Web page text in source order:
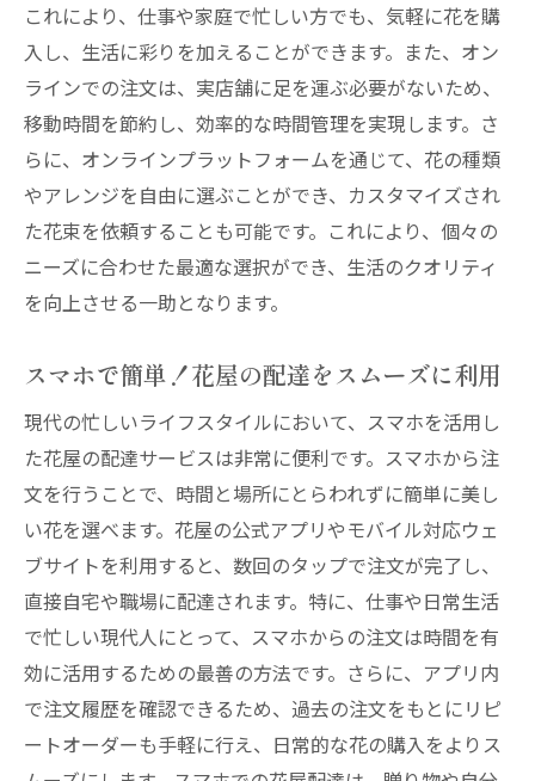
これにより、仕事や家庭で忙しい方でも、気軽に花を購
入し、生活に彩りを加えることができます。また、オン
ラインでの注文は、実店舗に足を運ぶ必要がないため、
移動時間を節約し、効率的な時間管理を実現します。さ
らに、オンラインプラットフォームを通じて、花の種類
やアレンジを自由に選ぶことができ、カスタマイズされ
た花束を依頼することも可能です。これにより、個々の
ニーズに合わせた最適な選択ができ、生活のクオリティ
を向上させる一助となります。
スマホで簡単！花屋の配達をスムーズに利用
現代の忙しいライフスタイルにおいて、スマホを活用し
た花屋の配達サービスは非常に便利です。スマホから注
文を行うことで、時間と場所にとらわれずに簡単に美し
い花を選べます。花屋の公式アプリやモバイル対応ウェ
ブサイトを利用すると、数回のタップで注文が完了し、
直接自宅や職場に配達されます。特に、仕事や日常生活
で忙しい現代人にとって、スマホからの注文は時間を有
効に活用するための最善の方法です。さらに、アプリ内
で注文履歴を確認できるため、過去の注文をもとにリピ
ートオーダーも手軽に行え、日常的な花の購入をよりス